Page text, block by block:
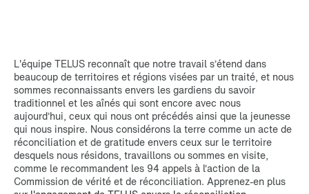
L'équipe TELUS reconnaît que notre travail s’étend dans
beaucoup de territoires et régions visées par un traité, et nous
sommes reconnaissants envers les gardiens du savoir
traditionnel et les aînés qui sont encore avec nous
aujourd’hui, ceux qui nous ont précédés ainsi que la jeunesse
qui nous inspire. Nous considérons la terre comme un acte de
réconciliation et de gratitude envers ceux sur le territoire
desquels nous résidons, travaillons ou sommes en visite,
comme le recommandent les 94 appels à l’action de la
Commission de vérité et de réconciliation. Apprenez-en plus